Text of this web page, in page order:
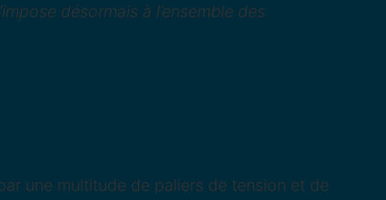
désormais à l’ensemble des
une multitude de paliers de tension et de